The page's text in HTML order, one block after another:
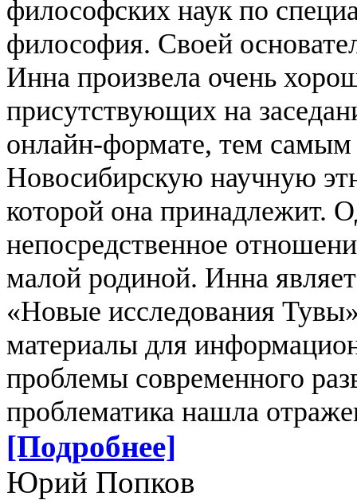
философских наук по
философия. Своей
Инна произвела очень
присутствующих на
онлайн-формате, тем самым
Новосибирскую научную
которой она принадлежит.
непосредственное
малой родиной. Инна
«Новые исследования
материалы для
проблемы современного
проблематика нашла
[Подробнее]
Юрий Попков